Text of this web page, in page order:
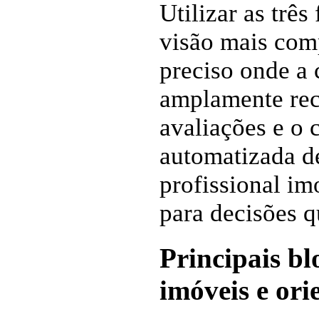
Utilizar as três
visão mais
preciso onde
amplamente
avaliações e o
automatizada
profissional
para decisões
Principais
imóveis e